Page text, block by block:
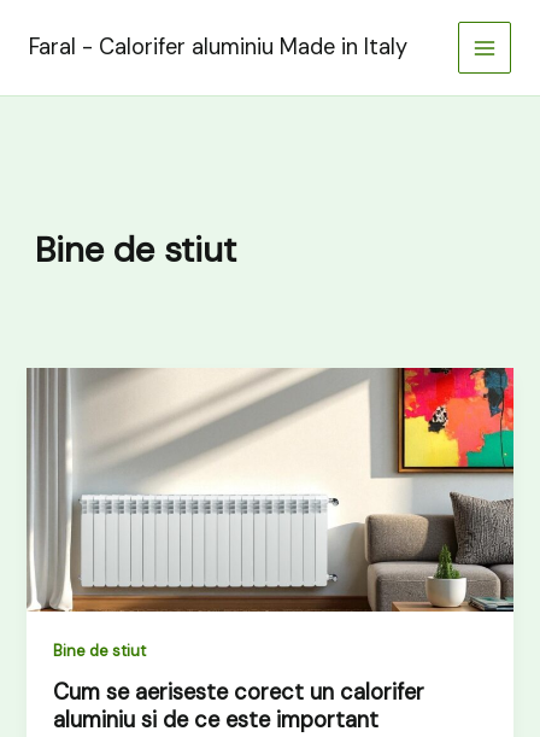
Faral - Calorifer aluminiu Made in Italy
Bine de stiut
Bine de stiut
Cum se aeriseste corect un calorifer
aluminiu si de ce este important